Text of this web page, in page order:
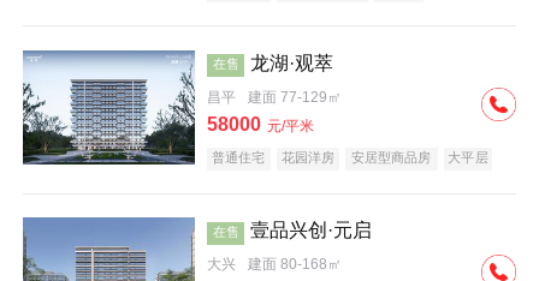
在售 龙湖·观萃
昌平 建面 77-129㎡
58000 元/平米
普通住宅 花园洋房 安居型商品房
大平层
在售 壹品兴创·元启
大兴 建面 80-168㎡